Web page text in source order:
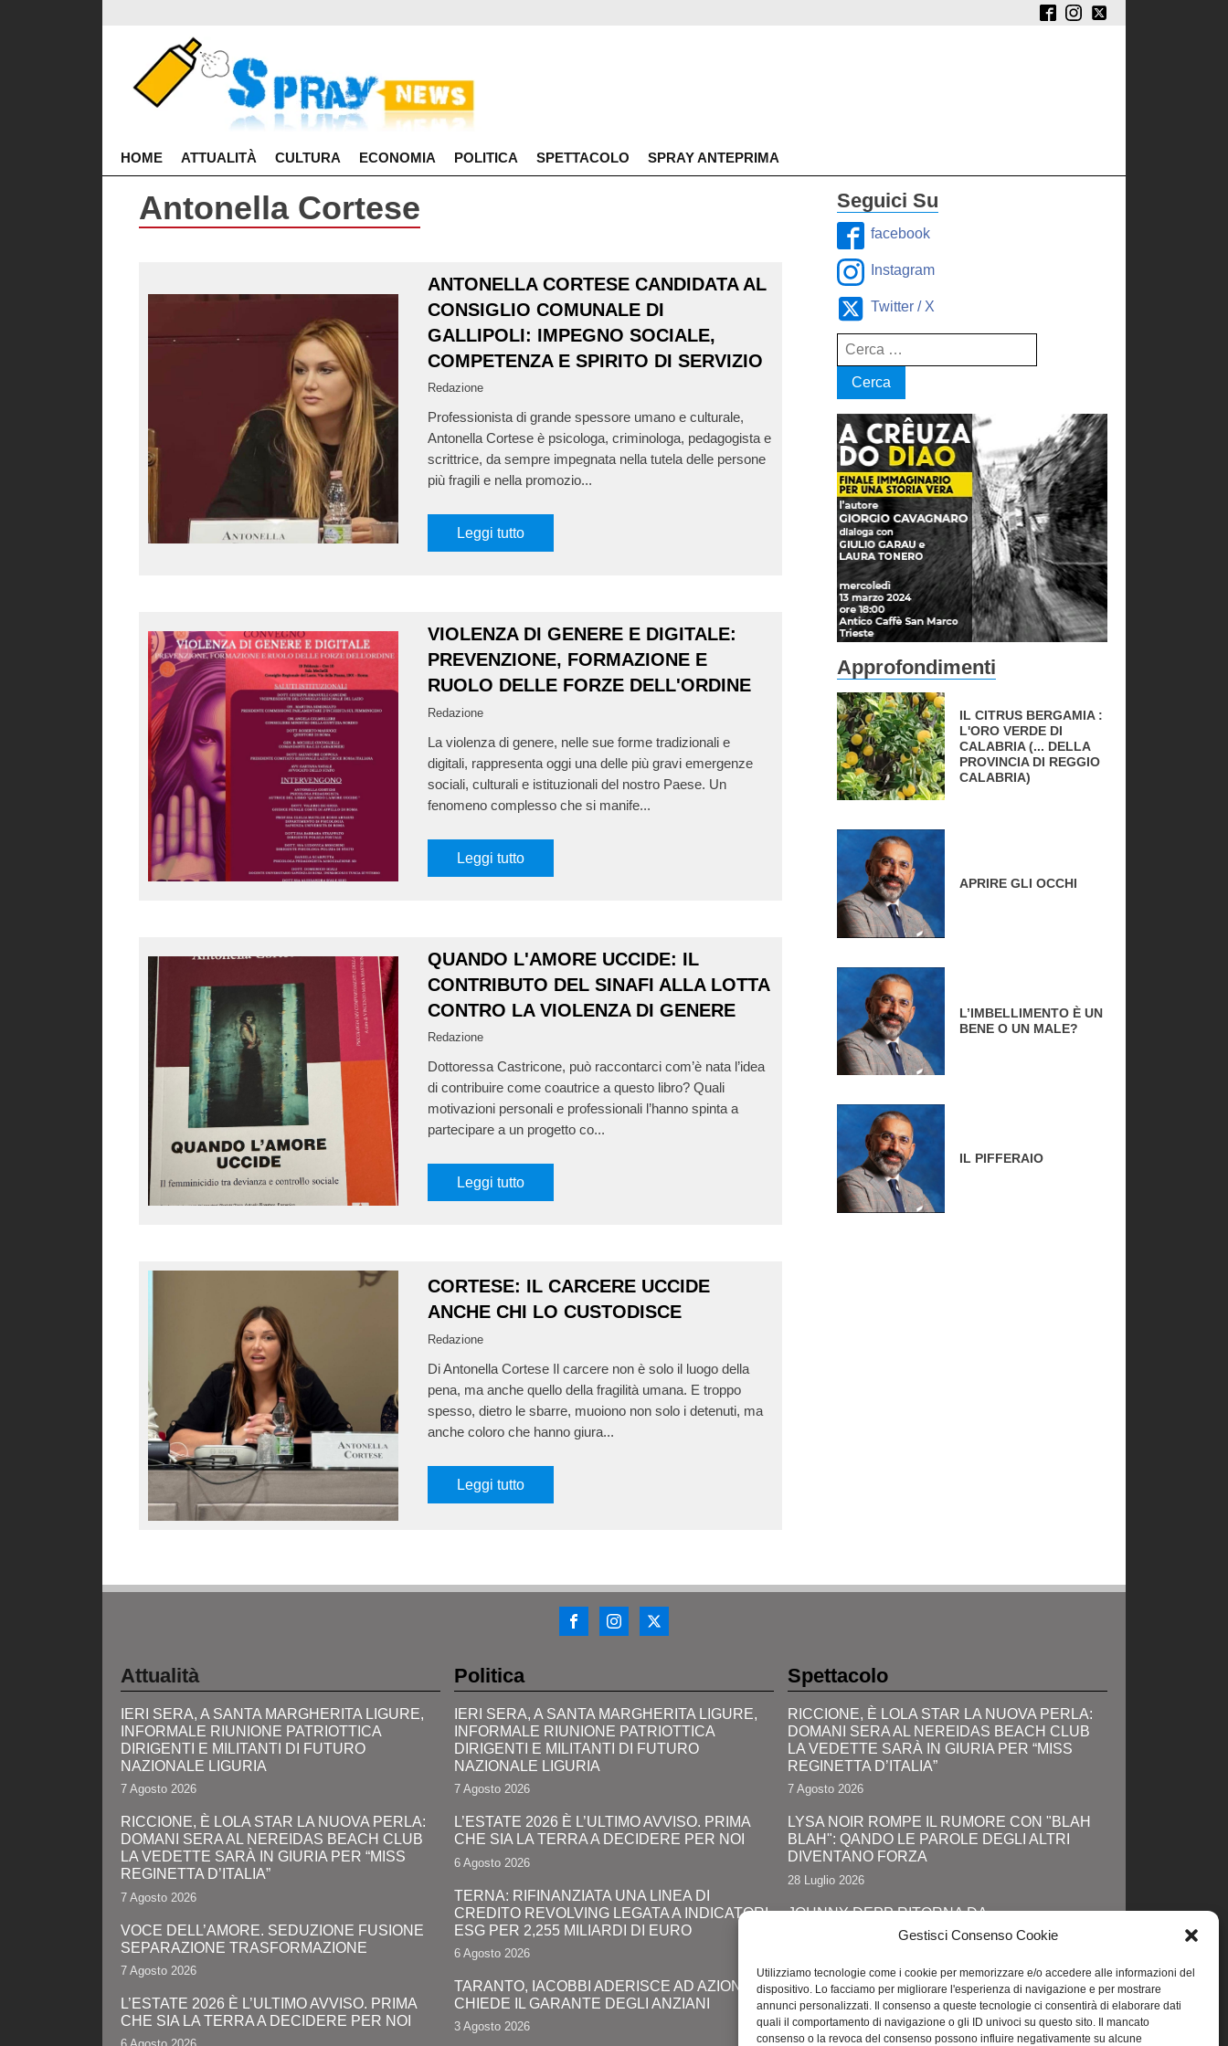
Gestisci Consenso Cookie
Utilizziamo tecnologie come i cookie per memorizzare e/o accedere alle informazioni del
dispositivo. Lo facciamo per migliorare l'esperienza di navigazione e per mostrare
annunci personalizzati. Il consenso a queste tecnologie ci consentirà di elaborare dati
quali il comportamento di navigazione o gli ID univoci su questo sito. Il mancato
consenso o la revoca del consenso possono influire negativamente su alcune
HOME ATTUALITÀ CULTURA ECONOMIA POLITICA SPETTACOLO SPRAY ANTEPRIMA
Antonella Cortese
ANTONELLA CORTESE CANDIDATA AL
CONSIGLIO COMUNALE DI
GALLIPOLI: IMPEGNO SOCIALE,
COMPETENZA E SPIRITO DI SERVIZIO
Redazione
Professionista di grande spessore umano e culturale,
Antonella Cortese è psicologa, criminologa, pedagogista e
scrittrice, da sempre impegnata nella tutela delle persone
più fragili e nella promozio...
Leggi tutto
VIOLENZA DI GENERE E DIGITALE:
PREVENZIONE, FORMAZIONE E
RUOLO DELLE FORZE DELL'ORDINE
Redazione
La violenza di genere, nelle sue forme tradizionali e
digitali, rappresenta oggi una delle più gravi emergenze
sociali, culturali e istituzionali del nostro Paese. Un
fenomeno complesso che si manife...
Leggi tutto
QUANDO L'AMORE UCCIDE: IL
CONTRIBUTO DEL SINAFI ALLA LOTTA
CONTRO LA VIOLENZA DI GENERE
Redazione
Dottoressa Castricone, può raccontarci com’è nata l’idea
di contribuire come coautrice a questo libro? Quali
motivazioni personali e professionali l’hanno spinta a
partecipare a un progetto co...
Leggi tutto
CORTESE: IL CARCERE UCCIDE
ANCHE CHI LO CUSTODISCE
Redazione
Di Antonella Cortese Il carcere non è solo il luogo della
pena, ma anche quello della fragilità umana. E troppo
spesso, dietro le sbarre, muoiono non solo i detenuti, ma
anche coloro che hanno giura...
Leggi tutto
Seguici Su
facebook
Instagram
Twitter / X
Ricerca
per:
Approfondimenti
IL CITRUS BERGAMIA :
L'ORO VERDE DI
CALABRIA (... DELLA
PROVINCIA DI REGGIO
CALABRIA)
APRIRE GLI OCCHI
L’IMBELLIMENTO È UN
BENE O UN MALE?
IL PIFFERAIO
Attualità
IERI SERA, A SANTA MARGHERITA LIGURE,
INFORMALE RIUNIONE PATRIOTTICA
DIRIGENTI E MILITANTI DI FUTURO
NAZIONALE LIGURIA
7 Agosto 2026
RICCIONE, È LOLA STAR LA NUOVA PERLA:
DOMANI SERA AL NEREIDAS BEACH CLUB
LA VEDETTE SARÀ IN GIURIA PER “MISS
REGINETTA D’ITALIA”
7 Agosto 2026
VOCE DELL’AMORE. SEDUZIONE FUSIONE
SEPARAZIONE TRASFORMAZIONE
7 Agosto 2026
L’ESTATE 2026 È L’ULTIMO AVVISO. PRIMA
CHE SIA LA TERRA A DECIDERE PER NOI
Politica
IERI SERA, A SANTA MARGHERITA LIGURE,
INFORMALE RIUNIONE PATRIOTTICA
DIRIGENTI E MILITANTI DI FUTURO
NAZIONALE LIGURIA
7 Agosto 2026
L’ESTATE 2026 È L’ULTIMO AVVISO. PRIMA
CHE SIA LA TERRA A DECIDERE PER NOI
6 Agosto 2026
TERNA: RIFINANZIATA UNA LINEA DI
CREDITO REVOLVING LEGATA A INDICATORI
ESG PER 2,255 MILIARDI DI EURO
6 Agosto 2026
TARANTO, IACOBBI ADERISCE AD AZIONE E
CHIEDE IL GARANTE DEGLI ANZIANI
3 Agosto 2026
Spettacolo
RICCIONE, È LOLA STAR LA NUOVA PERLA:
DOMANI SERA AL NEREIDAS BEACH CLUB
LA VEDETTE SARÀ IN GIURIA PER “MISS
REGINETTA D’ITALIA”
7 Agosto 2026
LYSA NOIR ROMPE IL RUMORE CON "BLAH
BLAH": QANDO LE PAROLE DEGLI ALTRI
DIVENTANO FORZA
28 Luglio 2026
JOHNNY DEPP RITORNA DA
PROTAGONISTA: IL GRANDE SHOW AL
24 Luglio 2026
RIMINI, LOLA STAR “ANTICIPA” IL PRIDE CON
UNA “PROMENADE” DI SPETTACOLI SUL
LUNGOMARE DA MAREBELLO A MIRAMARE